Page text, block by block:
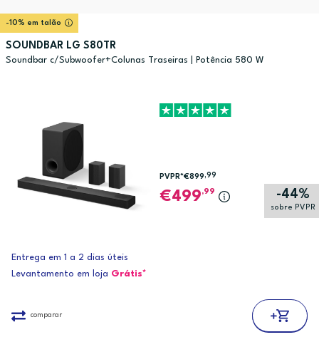
-10% em talão
SOUNDBAR LG S80TR
Soundbar c/Subwoofer+Colunas Traseiras | Potência 580 W
-44%
sobre PVPR
PVPR*€899,99
499,99
Entrega em 1 a 2 dias úteis
Levantamento em loja Grátis*
comparar